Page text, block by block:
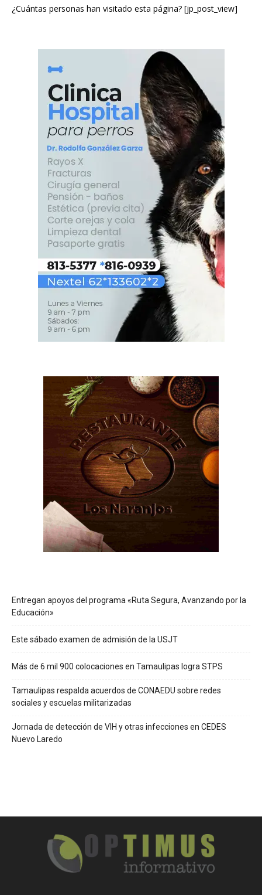
¿Cuántas personas han visitado esta página? [jp_post_view]
Entregan apoyos del programa «Ruta Segura, Avanzando por la
Educación»
Este sábado examen de admisión de la USJT
Más de 6 mil 900 colocaciones en Tamaulipas logra STPS
Tamaulipas respalda acuerdos de CONAEDU sobre redes
sociales y escuelas militarizadas
Jornada de detección de VIH y otras infecciones en CEDES
Nuevo Laredo